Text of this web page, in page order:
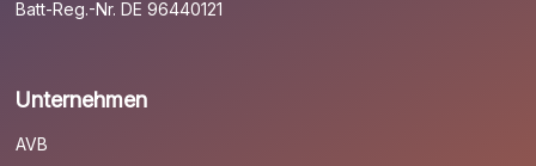
Batt-Reg.-Nr. DE 96440121
Unternehmen
AVB